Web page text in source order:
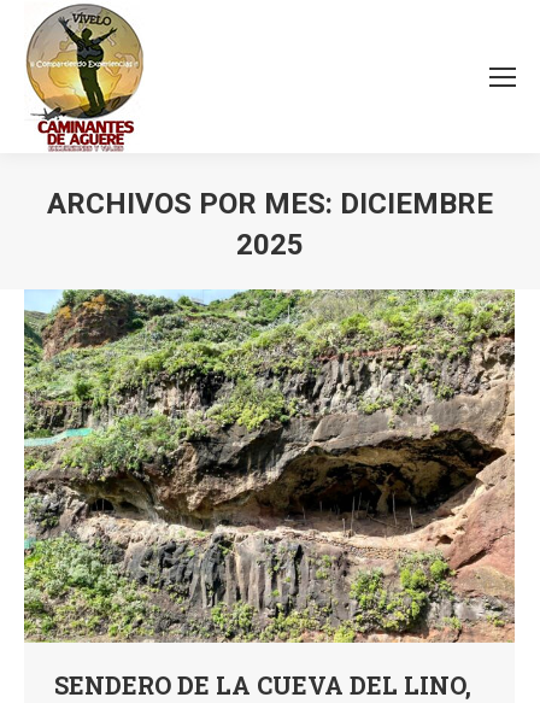
ARCHIVOS POR MES: DICIEMBRE
2025
SENDERO DE LA CUEVA DEL LINO,